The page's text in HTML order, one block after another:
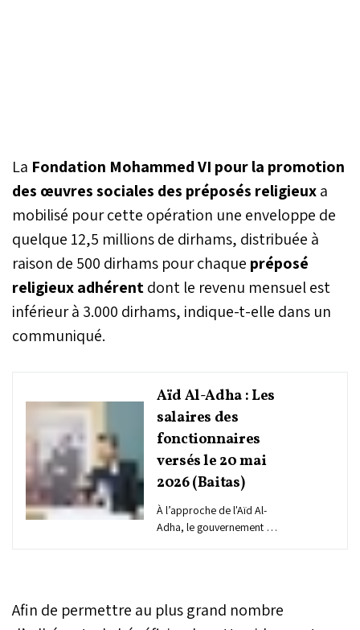
La Fondation Mohammed VI pour la promotion
des œuvres sociales des préposés religieuxa
mobilisé pour cette opération une enveloppe de
quelque 12,5 millions de dirhams, distribuée à
raison de 500 dirhams pour chaque préposé
religieux adhérentdont le revenu mensuel est
inférieur à 3.000 dirhams, indique-t-elle dans un
communiqué.
Aïd Al-Adha : Les
salaires des
fonctionnaires
versés le 20 mai
2026 (Baitas)
À l’approche de l'Aïd Al-
Adha, le gouvernement a
Afin de permettre au plus grand nombre